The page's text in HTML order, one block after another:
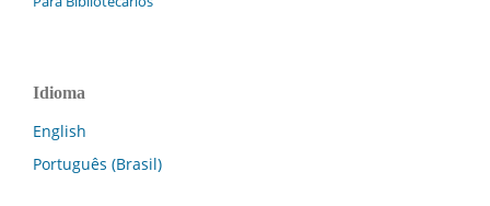
Idioma
English
Português (Brasil)